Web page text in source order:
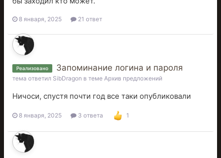
8 января, 2025 21 ответ
Реализовано Запоминание логина и пароля
тема ответил SibDragon в теме Архив предложений
Ничоси, спустя почти год все таки опубликовали
8 января, 2025 3 ответа 1